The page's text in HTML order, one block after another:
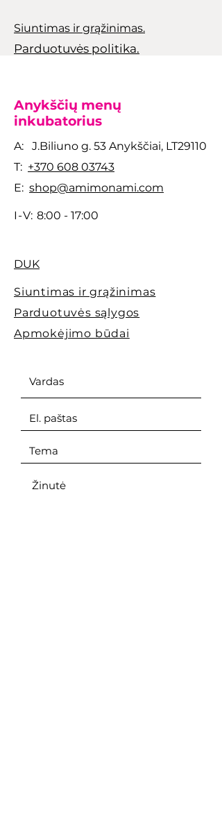
Siuntimas ir grąžinimas.
Parduotuvės politika.
Anykščių menų
inkubatorius
A: J.Biliuno g. 53 Anykščiai, LT29110
T: +370 608 03743
E: shop@amimonami.com
I-V: 8:00 - 17:00
DUK
Siuntimas ir grąžinimas
Parduotuvės sąlygos
Apmokėjimo būdai